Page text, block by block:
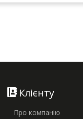
Клієнту
Про компанію